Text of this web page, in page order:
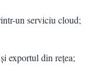
un serviciu cloud;
exportul din rețea;